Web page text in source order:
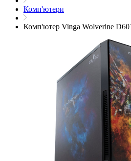
Комп'ютери
Комп'ютер Vinga Wolverine